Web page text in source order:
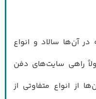
آن‌ها سالاد و انواع
راهی سایت‌های دفن
از انواع متفاوتی از